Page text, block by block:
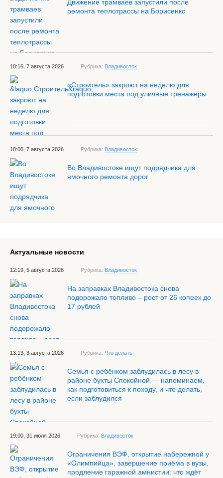
Движение трамваев запустили после
ремонта теплотрассы на Борисенко
18:16, 7 августа 2026 Рубрика: Владивосток
«Строитель» закроют на неделю для
подготовки места под уличные тренажёры
18:00, 7 августа 2026 Рубрика: Владивосток
Во Владивостоке ищут подрядчика для
ямочного ремонта дорог
Актуальные новости
12:19, 5 августа 2026 Рубрика: Владивосток
На заправках Владивостока снова
подорожало топливо – рост от 26 копеек до
17 рублей
13:13, 3 августа 2026 Рубрика: Что делать
Семья с ребёнком заблудилась в лесу в
районе бухты Спокойной — напоминаем,
как подготовиться к походу, и что делать,
если заблудился
19:00, 31 июля 2026 Рубрика: Владивосток
Ограничения ВЭФ, открытие набережной у
«Олимпийца», завершение приёма в вузы,
продление гаражной амнистии: что ждёт